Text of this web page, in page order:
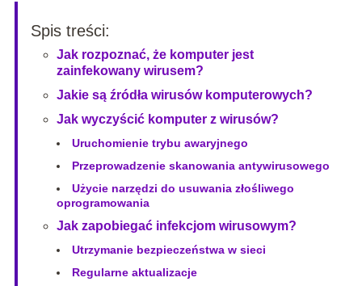
Spis treści:
Jak rozpoznać, że komputer jest
zainfekowany wirusem?
Jakie są źródła wirusów komputerowych?
Jak wyczyścić komputer z wirusów?
Uruchomienie trybu awaryjnego
Przeprowadzenie skanowania antywirusowego
Użycie narzędzi do usuwania złośliwego
oprogramowania
Jak zapobiegać infekcjom wirusowym?
Utrzymanie bezpieczeństwa w sieci
Regularne aktualizacje